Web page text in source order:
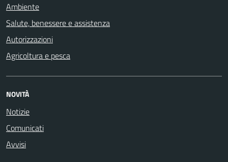
Ambiente
Salute, benessere e assistenza
Autorizzazioni
Agricoltura e pesca
NOVITÀ
Notizie
Comunicati
Avvisi